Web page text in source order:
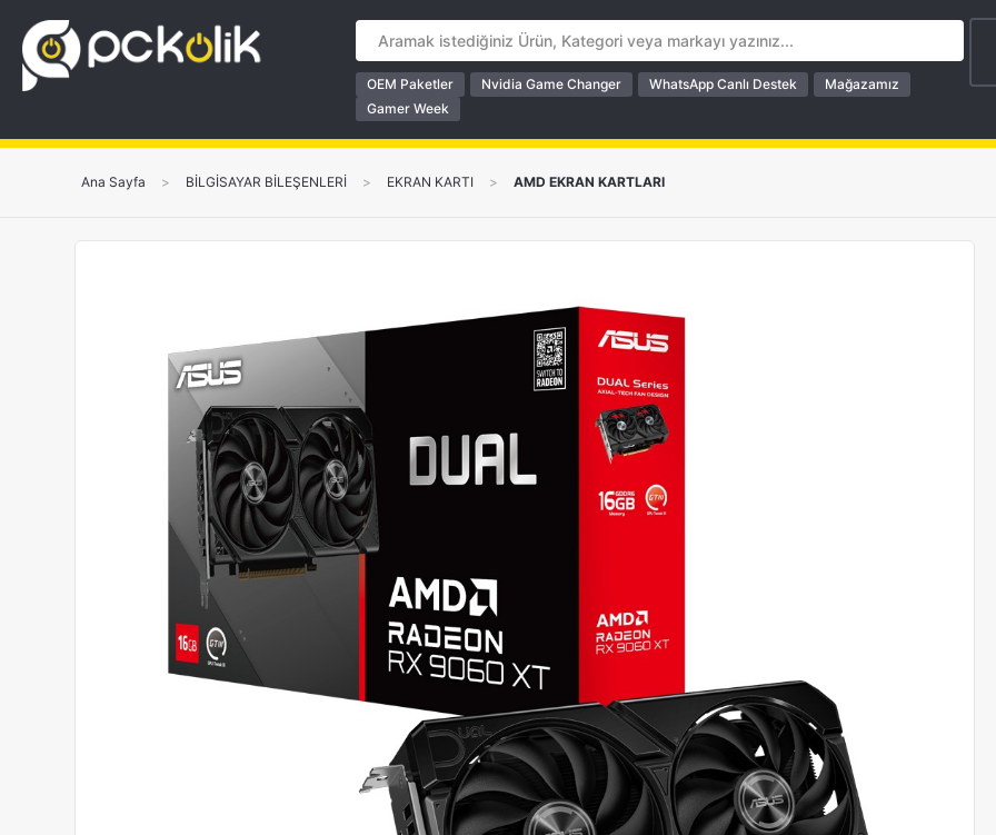
OEM Paketler Nvidia Game Changer WhatsApp Canlı Destek
Mağazamız
Gamer Week
Ana Sayfa > BİLGİSAYAR BİLEŞENLERİ > EKRAN KARTI > AMD EKRAN KARTLARI